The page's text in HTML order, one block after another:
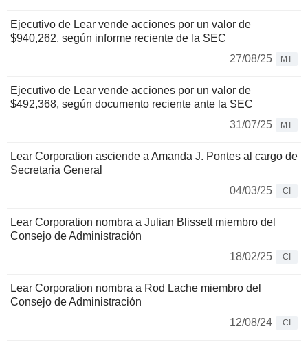
Ejecutivo de Lear vende acciones por un valor de
$940,262, según informe reciente de la SEC
27/08/25
MT
Ejecutivo de Lear vende acciones por un valor de
$492,368, según documento reciente ante la SEC
31/07/25
MT
Lear Corporation asciende a Amanda J. Pontes al cargo de
Secretaria General
04/03/25
CI
Lear Corporation nombra a Julian Blissett miembro del
Consejo de Administración
18/02/25
CI
Lear Corporation nombra a Rod Lache miembro del
Consejo de Administración
12/08/24
CI